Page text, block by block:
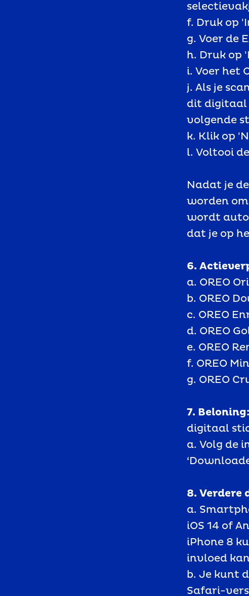
f. Druk op
g. Voer de
h. Druk op
i. Voer het
j. Als je
dit digitaal
volgende
k. Klik op
l. Voltooi
Nadat je
worden
wordt
dat je op
6.
a. OREO
b. OREO
c. OREO
d. OREO
e. OREO
f. OREO
g. OREO
7. Beloning:
digitaal
a. Volg de
8. Verdere
a.
iOS 14 of
iPhone 8
invloed
b. Je kunt
Safari-